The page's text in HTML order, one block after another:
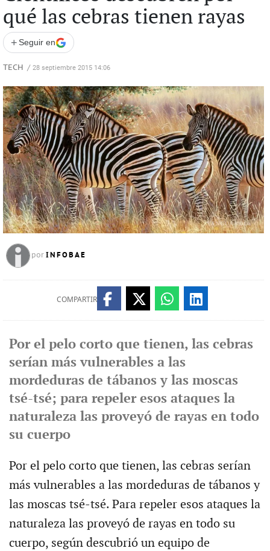
qué las cebras tienen rayas
+ Seguir en
TECH / 28 septiembre 2015 14:06
por INFOBAE
COMPARTIR
Por el pelo corto que tienen, las cebras
serían más vulnerables a las
mordeduras de tábanos y las moscas
tsé-tsé; para repeler esos ataques la
naturaleza las proveyó de rayas en todo
su cuerpo
Por el pelo corto que tienen, las cebras serían
más vulnerables a las mordeduras de tábanos y
las moscas tsé-tsé. Para repeler esos ataques la
naturaleza las proveyó de rayas en todo su
cuerpo, según descubrió un equipo de